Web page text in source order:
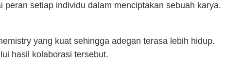
setiap individu dalam menciptakan sebuah karya.
yang kuat sehingga adegan terasa lebih hidup.
hasil kolaborasi tersebut.